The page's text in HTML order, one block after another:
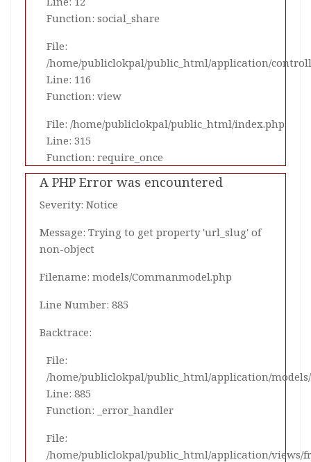
Function: social_share
File:
/home/publiclokpal/public_html/application/
Line: 116
Function: view
File: /home/publiclokpal/public_html/index.php
Line: 315
Function: require_once
A PHP Error was encountered
Severity: Notice
Message: Trying to get property 'url_slug' of
non-object
Filename: models/Commanmodel.php
Line Number: 885
Backtrace:
File:
/home/publiclokpal/public_html/application/
Line: 885
Function: _error_handler
File:
/home/publiclokpal/public_html/application/views/